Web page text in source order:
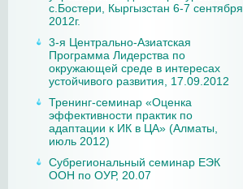
с.Бостери, Кыргызстан 6-7 сентября
2012г.
3-я Центрально-Азиатская
Программа Лидерства по
окружающей среде в интересах
устойчивого развития, 17.09.2012
Тренинг-семинар «Оценка
эффективности практик по
адаптации к ИК в ЦА» (Алматы,
июль 2012)
Субрегиональный семинар ЕЭК
ООН по ОУР, 20.07